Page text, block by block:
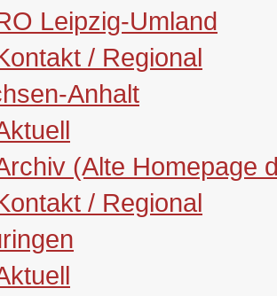
Leipzig-Umland
/ Regional
Anhalt
(Alte Homepage
/ Regional